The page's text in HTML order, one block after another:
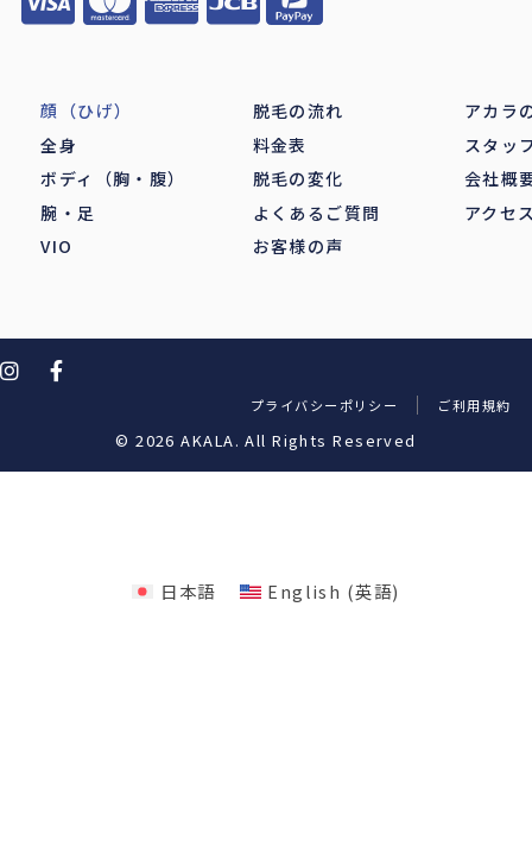
顔（ひげ）
全身
ボディ（胸・腹）
腕・足
VIO
脱毛の流れ
料金表
脱毛の変化
よくあるご質問
お客様の声
アカラ
スタッ
会社概
アクセ
© 2026 AKALA. All Rights Reserved
プライバシーポリシー ご利用規約
日本語 English (英語)